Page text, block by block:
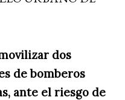
dos
de bomberos
ante el riesgo de